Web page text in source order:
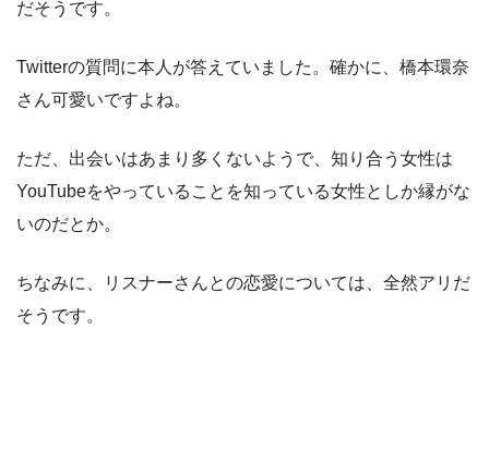
だそうです。
Twitterの質問に本人が答えていました。確かに、橋本環奈
さん可愛いですよね。
ただ、出会いはあまり多くないようで、知り合う女性は
YouTubeをやっていることを知っている女性としか縁がな
いのだとか。
ちなみに、リスナーさんとの恋愛については、全然アリだ
そうです。